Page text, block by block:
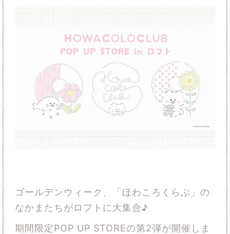
ゴールデンウィーク、「ほわころくらぶ」の
なかまたちがロフトに大集合♪
期間限定POP UP STOREの第2弾が開催しま